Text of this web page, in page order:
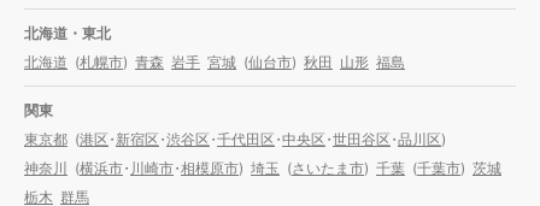
北海道・東北
北海道 (札幌市) 青森 岩手 宮城 (仙台市) 秋田 山形 福島
関東
東京都 (港区・新宿区・渋谷区・千代田区・中央区・世田谷区・品川区)
神奈川 (横浜市・川崎市・相模原市) 埼玉 (さいたま市) 千葉 (千葉市) 茨城
栃木 群馬